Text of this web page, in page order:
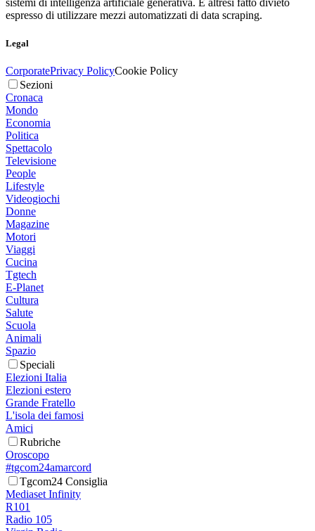
sistemi di intelligenza artificiale generativa. È altresì fatto divieto
espresso di utilizzare mezzi automatizzati di data scraping.
Legal
CorporatePrivacy PolicyCookie Policy
Sezioni
Cronaca
Mondo
Economia
Politica
Spettacolo
Televisione
People
Lifestyle
Videogiochi
Donne
Magazine
Motori
Viaggi
Cucina
Tgtech
E-Planet
Cultura
Salute
Scuola
Animali
Spazio
Speciali
Elezioni Italia
Elezioni estero
Grande Fratello
L'isola dei famosi
Amici
Rubriche
Oroscopo
#tgcom24amarcord
Tgcom24 Consiglia
Mediaset Infinity
R101
Radio 105